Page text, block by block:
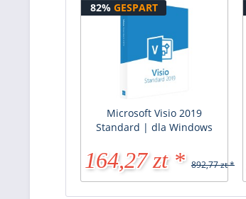
82% GESPART
Microsoft Visio 2019
Standard | dla Windows
164,27 zt * 892,77 zt *